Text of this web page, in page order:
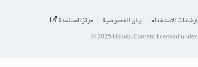
إرشادات الاستخدام بيان الخصوصية مركز المساعدة
© 2025 Hsoub.Content licensed under